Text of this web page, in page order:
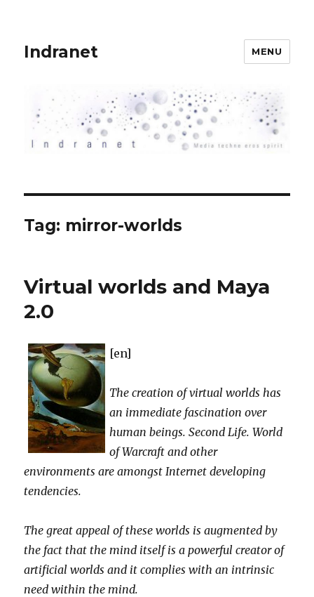
Indranet MENU
Tag: mirror-worlds
Virtual worlds and Maya
2.0
[en]
The creation of virtual worlds has
an immediate fascination over
human beings. Second Life. World
of Warcraft and other
environments are amongst Internet developing
tendencies.
The great appeal of these worlds is augmented by
the fact that the mind itself is a powerful creator of
artificial worlds and it complies with an intrinsic
need within the mind.